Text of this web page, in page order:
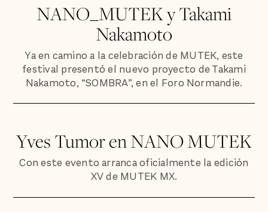
NANO_MUTEK y Takami
Nakamoto
Ya en camino a la celebración de MUTEK, este
festival presentó el nuevo proyecto de Takami
Nakamoto, “SOMBRA”, en el Foro Normandie.
Yves Tumor en NANO MUTEK
Con este evento arranca oficialmente la edición
XV de MUTEK MX.